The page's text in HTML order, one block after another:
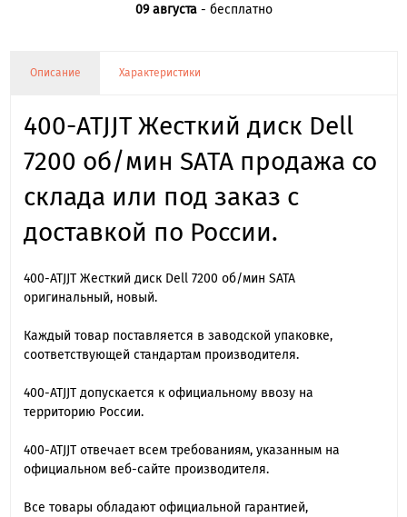
09 августа- бесплатно
Описание Характеристики
400-ATJJT Жесткий диск Dell
7200 об/мин SATA продажа со
склада или под заказ с
доставкой по России.
400-ATJJT Жесткий диск Dell 7200 об/мин SATA
оригинальный, новый.
Каждый товар поставляется в заводской упаковке,
соответствующей стандартам производителя.
400-ATJJT допускается к официальному ввозу на
территорию России.
400-ATJJT отвечает всем требованиям, указанным на
официальном веб-сайте производителя.
Все товары обладают официальной гарантией,